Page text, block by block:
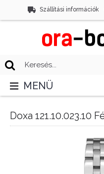
Szállítási információk
MENÜ
Doxa 121.10.023.10